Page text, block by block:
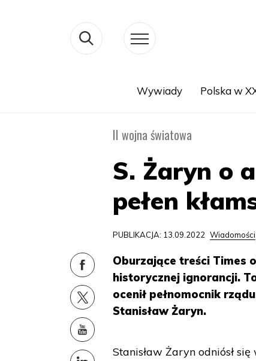
Wywiady Polska w
II wojna światowa
S. Żaryn o
pełen
PUBLIKACJA: 13.09.2022 Wiadomości
Oburzające treści Times
historycznej ignorancji.
ocenił pełnomocnik
Stanisław Żaryn.
Stanisław Żaryn odniósł